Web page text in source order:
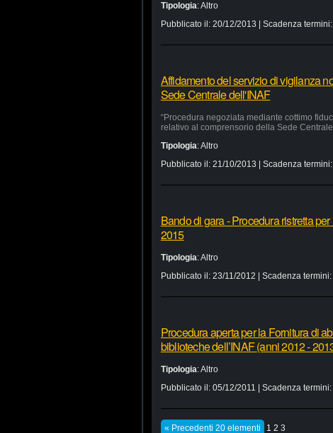
Tipologia:Altro
Pubblicato il: 20/12/2013 | Scadenza termini:
Affidamento del servizio di vigilanza
Sede Centrale dell'INAF
“Procedura negoziata mediante cottimo
relativo al comprensorio della Sede
Tipologia:Altro
Pubblicato il: 21/10/2013 | Scadenza termini:
Bando di gara - Procedura ristretta
2015
Tipologia:Altro
Pubblicato il: 23/11/2012 | Scadenza termini:
Procedura aperta per la Fornitura di
biblioteche dell’INAF (anni 2012 -
Tipologia:Altro
Pubblicato il: 05/12/2011 | Scadenza termini:
« Precedenti 20 elementi 1 2 3